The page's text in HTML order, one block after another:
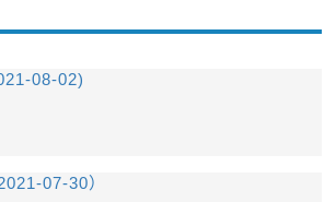
08-02)
07-30）